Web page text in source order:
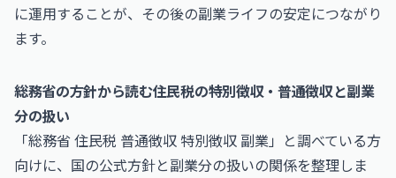
に運用することが、その後の副業ライフの安定につながり
ます。
総務省の方針から読む住民税の特別徴収・普通徴収と副業
分の扱い
「総務省 住民税 普通徴収 特別徴収 副業」と調べている方
向けに、国の公式方針と副業分の扱いの関係を整理しま